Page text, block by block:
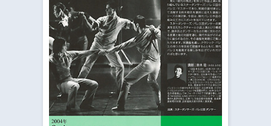
・ イベント一覧
・ イベントカレンダー
休館中の県民ホールについて
・ 施設概要
・ パイプオルガン
神奈川県立県民ホールSNS
​​​​​​​​​​​​​神奈川県立県民ホール
ギャラリーSNS